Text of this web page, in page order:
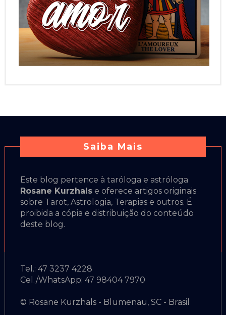
Saiba Mais
Este blog pertence à taróloga e astróloga
Rosane Kurzhalse oferece artigos originais
sobre Tarot, Astrologia, Terapias e outros. É
proibida a cópia e distribuição do conteúdo
deste blog.
Tel.: 47 3237 4228
Cel./WhatsApp: 47 98404 7970
© Rosane Kurzhals - Blumenau, SC - Brasil